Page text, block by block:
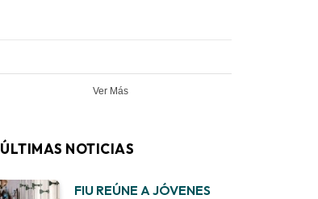
Ver Más
ÚLTIMAS NOTICIAS
FIU REÚNE A JÓVENES